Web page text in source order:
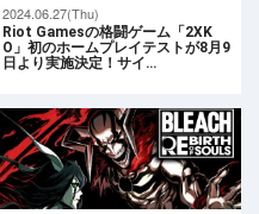
2024.06.27(Thu)
Riot Gamesの格闘ゲーム「2XK
O」初のホームプレイテストが8月9
日より実施決定！サイ…